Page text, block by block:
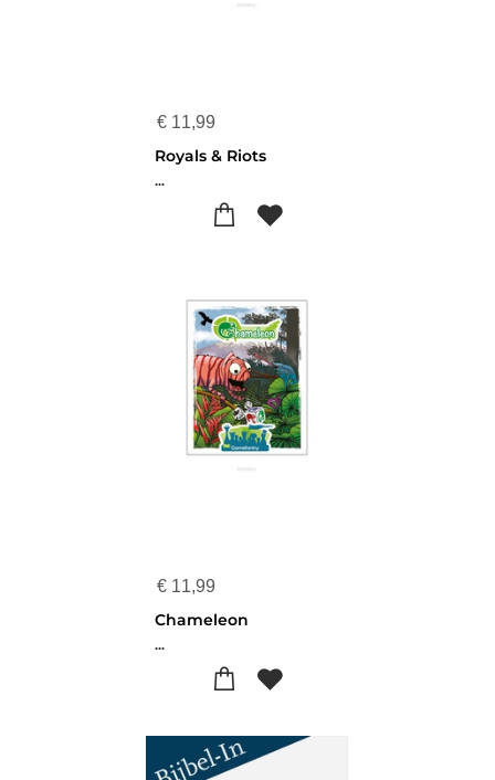
€ 11,99
Royals & Riots
...
€ 11,99
Chameleon
...